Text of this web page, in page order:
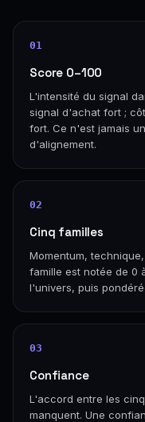
01
Score 0–100
L'intensité du signal
signal d'achat fort ;
fort. Ce n'est jamais
d'alignement.
02
Cinq familles
Momentum,
famille est notée de 0
l'univers, puis
03
Confiance
L'accord entre les
manquent. Une